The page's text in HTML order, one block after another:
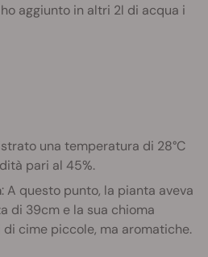
aggiunto in altri 2l di acqua i
una temperatura di 28°C
pari al 45%.
: A questo punto, la pianta aveva
di 39cm e la sua chioma
cime piccole, ma aromatiche.